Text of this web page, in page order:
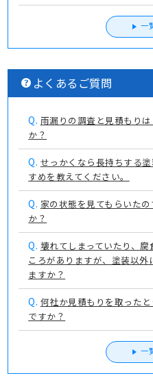
一
よくあるご質問
Q. 雨漏りの調査と見積もり
か？
Q. せっかくなら長持ちする
すめを教えてください。
Q. 家の状態を見てもらいた
か？
Q. 壊れてしまっていたり、
ころがありますが、塗装以
ますか？
Q. 何社か見積もりを取った
ですか？
一